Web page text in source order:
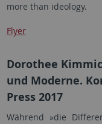
more than ideology.
Flyer
Dorothee
und Moderne.
Press 2017
Während »die